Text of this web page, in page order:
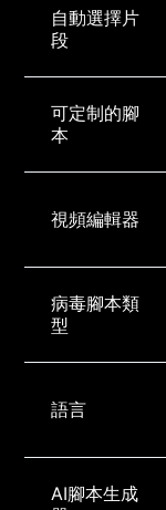
自動選擇片
段
可定制的腳
本
視頻編輯器
病毒腳本類
型
語言
AI腳本生成